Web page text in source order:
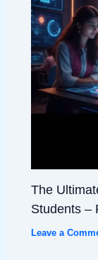
The
Students –
Leave a